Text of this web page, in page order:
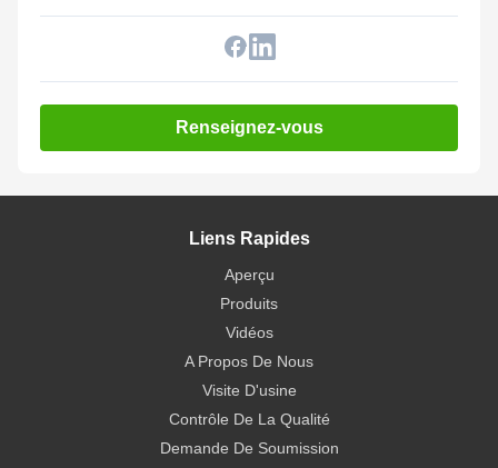
Renseignez-vous
Liens Rapides
Aperçu
Produits
Vidéos
A Propos De Nous
Visite D'usine
Contrôle De La Qualité
Demande De Soumission